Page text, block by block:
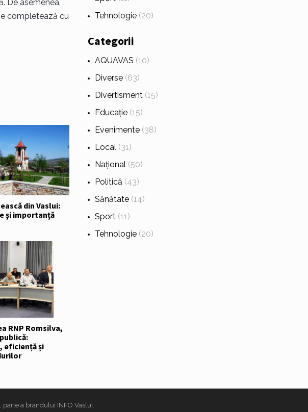
De asemenea,
completează cu
din Vaslui:
și importanță
RNP Romsilva,
eficiență și
Tehnologie(20)
Categorii
AQUAVAS (10)
Diverse(63)
Divertisment(15)
Educație(15)
Evenimente(38)
Local(31)
Național(50)
Politică (43)
Sănătate(14)
Sport(11)
Tehnologie(20)
, parte a brandului INFO Vaslui.